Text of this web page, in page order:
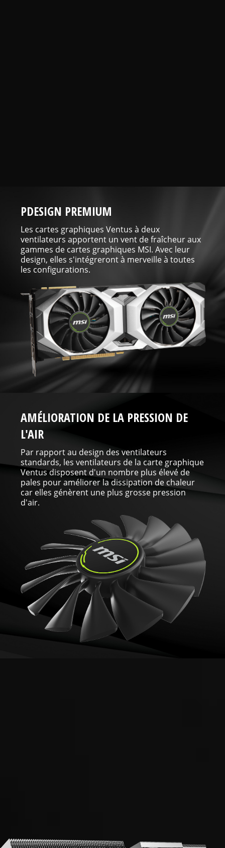
PDESIGN PREMIUM
Les cartes graphiques Ventus à deux
ventilateurs apportent un vent de fraîcheur aux
gammes de cartes graphiques MSI. Avec leur
design, elles s'intégreront à merveille à toutes
les configurations.
AMÉLIORATION DE LA PRESSION DE
L'AIR
Par rapport au design des ventilateurs
standards, les ventilateurs de la carte graphique
Ventus disposent d'un nombre plus élevé de
pales pour améliorer la dissipation de chaleur
car elles génèrent une plus grosse pression
d'air.